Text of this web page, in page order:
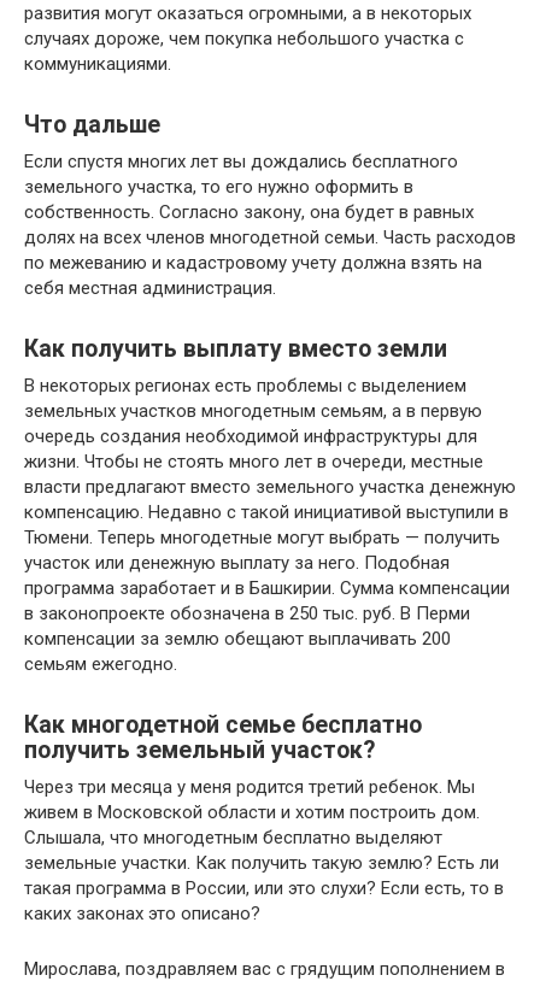
развития могут оказаться огромными, а в некоторых
случаях дороже, чем покупка небольшого участка с
коммуникациями.
Что дальше
Если спустя многих лет вы дождались бесплатного
земельного участка, то его нужно оформить в
собственность. Согласно закону, она будет в равных
долях на всех членов многодетной семьи. Часть расходов
по межеванию и кадастровому учету должна взять на
себя местная администрация.
Как получить выплату вместо земли
В некоторых регионах есть проблемы с выделением
земельных участков многодетным семьям, а в первую
очередь создания необходимой инфраструктуры для
жизни. Чтобы не стоять много лет в очереди, местные
власти предлагают вместо земельного участка денежную
компенсацию. Недавно с такой инициативой выступили в
Тюмени. Теперь многодетные могут выбрать — получить
участок или денежную выплату за него. Подобная
программа заработает и в Башкирии. Сумма компенсации
в законопроекте обозначена в 250 тыс. руб. В Перми
компенсации за землю обещают выплачивать 200
семьям ежегодно.
Как многодетной семье бесплатно
получить земельный участок?
Через три месяца у меня родится третий ребенок. Мы
живем в Московской области и хотим построить дом.
Слышала, что многодетным бесплатно выделяют
земельные участки. Как получить такую землю? Есть ли
такая программа в России, или это слухи? Если есть, то в
каких законах это описано?
Мирослава, поздравляем вас с грядущим пополнением в